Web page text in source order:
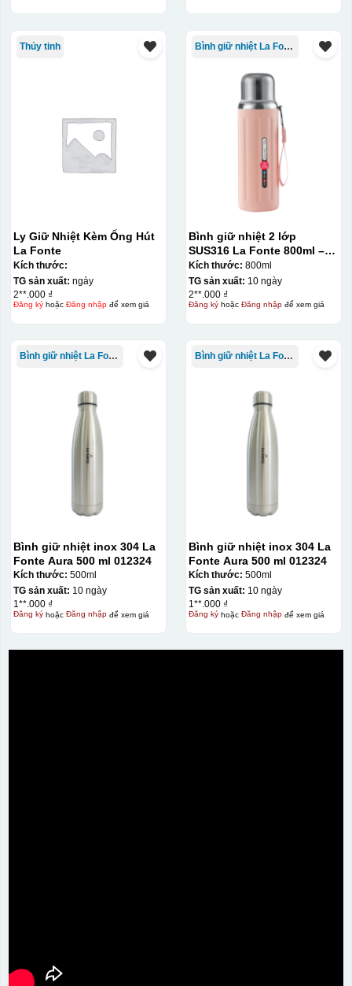
In lưới (silk screen printing) trong ngành quà tặng là kỹ
thuật in ấn sử dụng một tấm lưới được phủ hóa chất cảm
quang, trong đó hình ảnh cần in được phơi sáng tạo
thành khuôn. Mực in được đẩy qua các lỗ nhỏ trên lưới
bằng một thanh gạt (squeegee) để in lên bề mặt sản
phẩm như ly, cốc, bút, móc khóa hay các vật phẩm quà
tặng khác. Kỹ thuật này cho phép in được nhiều màu sắc
khác nhau, độ bền cao, có thể in trên nhiều chất liệu và
phù hợp cho sản xuất số lượng lớn, tuy nhiên đòi hỏi
quy trình chuẩn bị kỹ lưỡng và chi phí setup ban đầu
Thủy tinh
Ly Giữ Nhiệt Kèm Ống Hút
La Fonte
Kích thước:
TG sản xuất: ngày
2**.000 ₫
Đăng kýhoặc Đăng nhậpđể xem giá
Bình giữ nhiệt La Fonte
Bình giữ nhiệt 2 lớp
SUS316 La Fonte 800ml –
012720
Kích thước: 800ml
TG sản xuất: 10 ngày
2**.000 ₫
Đăng kýhoặc Đăng nhậpđể xem giá
Bình giữ nhiệt La Fonte
Bình giữ nhiệt inox 304 La
Fonte Aura 500 ml 012324
Kích thước: 500ml
TG sản xuất: 10 ngày
1**.000 ₫
Đăng kýhoặc Đăng nhậpđể xem giá
Bình giữ nhiệt La Fonte
Bình giữ nhiệt inox 304 La
Fonte Aura 500 ml 012324
Kích thước: 500ml
TG sản xuất: 10 ngày
1**.000 ₫
Đăng kýhoặc Đăng nhậpđể xem giá